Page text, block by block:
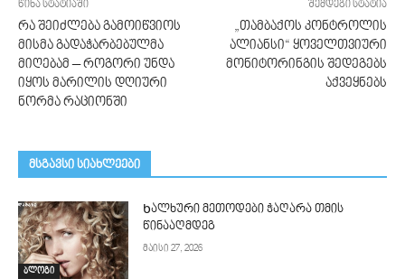
წინა სტატიაში
რა შეიძლება გამოიწვიოს
მისმა გადაჭარბებულმა
მიღებამ – როგორი უნდა
იყოს მარილის დღიური
ნორმა რაციონში
შემდეგი სტატია
„თამბაქოს კონტროლის
ალიანსი“ ყოველთვიური
მონიტორინგის შედეგებს
აქვეყნებს
მსგავსი სიახლეები
ბლოგი
Ხალხური მეთოდები ჭაღარა თმის
წინააღმდეგ
მაისი 27, 2026